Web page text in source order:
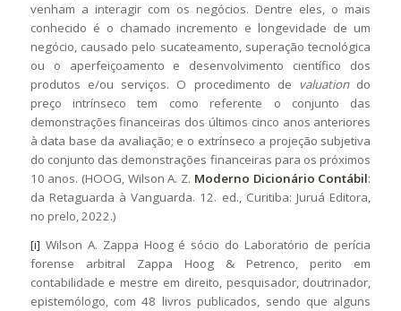
venham a interagir com os negócios. Dentre eles, o mais
conhecido é o chamado incremento e longevidade de um
negócio, causado pelo sucateamento, superação tecnológica
ou o aperfeiçoamento e desenvolvimento científico dos
produtos e/ou serviços. O procedimento de
valuationdo
preço intrínseco tem como referente o conjunto das
demonstrações financeiras dos últimos cinco anos anteriores
à data base da avaliação; e o extrínseco a projeção subjetiva
do conjunto das demonstrações financeiras para os próximos
10 anos. (HOOG, Wilson A. Z. Moderno Dicionário Contábil:
da Retaguarda à Vanguarda. 12. ed., Curitiba: Juruá Editora,
no prelo, 2022.)
[i] Wilson A. Zappa Hoog é sócio do Laboratório de perícia
forense arbitral Zappa Hoog & Petrenco, perito em
contabilidade e mestre em direito, pesquisador, doutrinador,
epistemólogo, com 48 livros publicados, sendo que alguns